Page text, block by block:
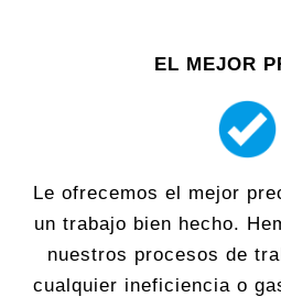
EL MEJOR
Le ofrecemos el mejor
un trabajo bien hecho.
nuestros procesos de
cualquier ineficiencia o